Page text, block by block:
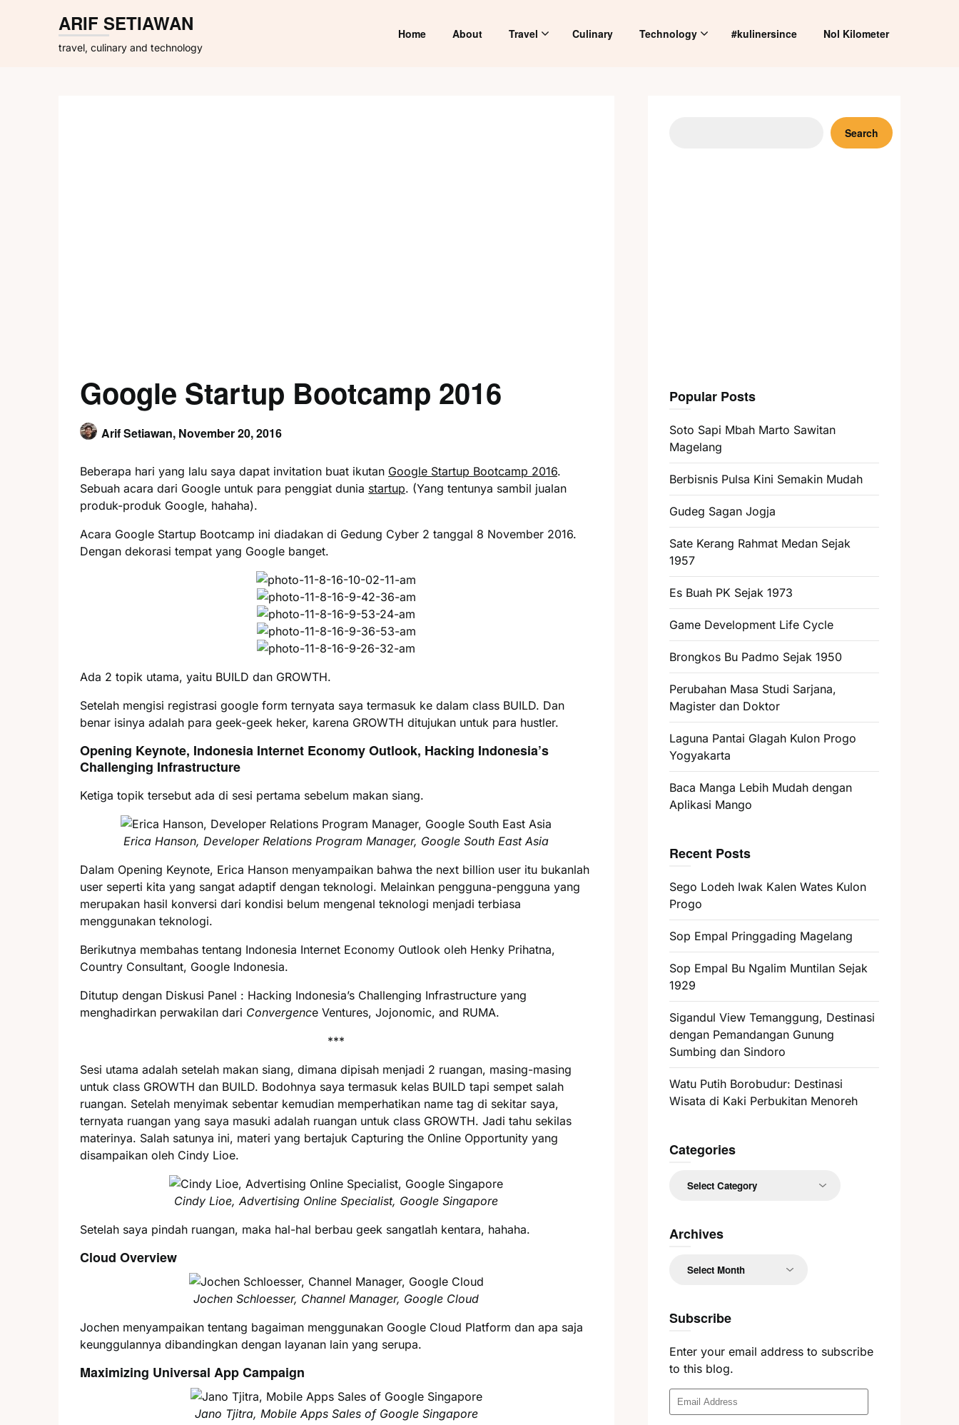
ARIF SETIAWAN
travel, culinary and technology
Home About Travel Culinary Technology #kulinersince Nol Kilometer
Google Startup Bootcamp 2016
Arif Setiawan, November 20, 2016
Beberapa hari yang lalu saya dapat invitation buat ikutan Google Startup Bootcamp 2016.
Sebuah acara dari Google untuk para penggiat dunia startup. (Yang tentunya sambil jualan
produk-produk Google, hahaha).
Acara Google Startup Bootcamp ini diadakan di Gedung Cyber 2 tanggal 8 November 2016.
Dengan dekorasi tempat yang Google banget.
Ada 2 topik utama, yaitu BUILD dan GROWTH.
Setelah mengisi registrasi google form ternyata saya termasuk ke dalam class BUILD. Dan
benar isinya adalah para geek-geek heker, karena GROWTH ditujukan untuk para hustler.
Opening Keynote, Indonesia Internet Economy Outlook, Hacking Indonesia’s
Challenging Infrastructure
Ketiga topik tersebut ada di sesi pertama sebelum makan siang.
Erica Hanson, Developer Relations Program Manager, Google South East Asia
Dalam Opening Keynote, Erica Hanson menyampaikan bahwa the next billion user itu bukanlah
user seperti kita yang sangat adaptif dengan teknologi. Melainkan pengguna-pengguna yang
merupakan hasil konversi dari kondisi belum mengenal teknologi menjadi terbiasa
menggunakan teknologi.
Berikutnya membahas tentang Indonesia Internet Economy Outlook oleh Henky Prihatna,
Country Consultant, Google Indonesia.
Ditutup dengan Diskusi Panel : Hacking Indonesia’s Challenging Infrastructure yang
menghadirkan perwakilan dari Convergence Ventures, Jojonomic, and RUMA.
***
Sesi utama adalah setelah makan siang, dimana dipisah menjadi 2 ruangan, masing-masing
untuk class GROWTH dan BUILD. Bodohnya saya termasuk kelas BUILD tapi sempet salah
ruangan. Setelah menyimak sebentar kemudian memperhatikan name tag di sekitar saya,
ternyata ruangan yang saya masuki adalah ruangan untuk class GROWTH. Jadi tahu sekilas
materinya. Salah satunya ini, materi yang bertajuk Capturing the Online Opportunity yang
disampaikan oleh Cindy Lioe.
Cindy Lioe, Advertising Online Specialist, Google Singapore
Setelah saya pindah ruangan, maka hal-hal berbau geek sangatlah kentara, hahaha.
Cloud Overview
Jochen Schloesser, Channel Manager, Google Cloud
Jochen menyampaikan tentang bagaiman menggunakan Google Cloud Platform dan apa saja
keunggulannya dibandingkan dengan layanan lain yang serupa.
Maximizing Universal App Campaign
Jano Tjitra, Mobile Apps Sales of Google Singapore
Search
Popular Posts
Soto Sapi Mbah Marto Sawitan
Magelang
Berbisnis Pulsa Kini Semakin Mudah
Gudeg Sagan Jogja
Sate Kerang Rahmat Medan Sejak
1957
Es Buah PK Sejak 1973
Game Development Life Cycle
Brongkos Bu Padmo Sejak 1950
Perubahan Masa Studi Sarjana,
Magister dan Doktor
Laguna Pantai Glagah Kulon Progo
Yogyakarta
Baca Manga Lebih Mudah dengan
Aplikasi Mango
Recent Posts
Sego Lodeh Iwak Kalen Wates Kulon
Progo
Sop Empal Pringgading Magelang
Sop Empal Bu Ngalim Muntilan Sejak
1929
Sigandul View Temanggung, Destinasi
dengan Pemandangan Gunung
Sumbing dan Sindoro
Watu Putih Borobudur: Destinasi
Wisata di Kaki Perbukitan Menoreh
Categories
Archives
Subscribe
Enter your email address to subscribe
to this blog.
Email
Address